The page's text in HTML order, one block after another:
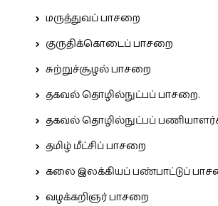
மருத்துவப் பாசறை
குருதிக்கொடைப் பாசறை
சுற்றுச்சூழல் பாசறை
தகவல் தொழில்நுட்பப் பாசறை.
தகவல் தொழில்நுட்பப்
தமிழ் மீட்சிப் பாசறை
கலை இலக்கியப் பண்பாட்டுப்
வழக்கறிஞர் பாசறை